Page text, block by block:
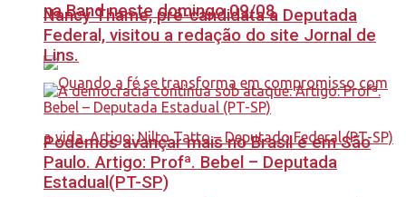
na Band neste domingo 09/08
Nancy Thame, pré-candidata a Deputada
Federal, visitou a redação do site Jornal de
Lins.
Podemos avançar mais no Brasil e em São
Paulo. Artigo: Profª. Bebel – Deputada
Estadual(PT-SP)